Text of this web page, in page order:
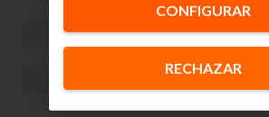
CONFIGURAR
RECHAZAR